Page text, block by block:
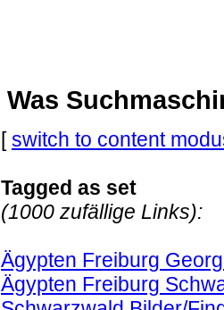
Was
[switch to content
Tagged as set
(1000 zufällige Links):
Ägypten Freiburg
Ägypten Freiburg